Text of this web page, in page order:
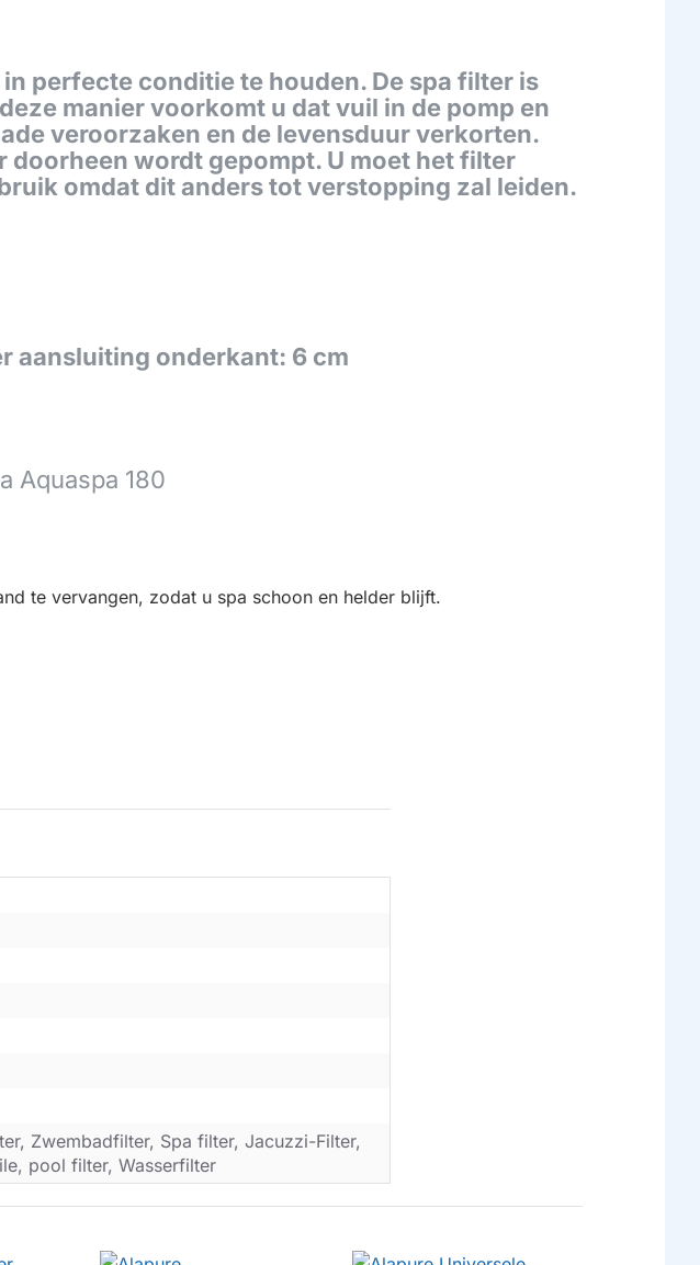
perfecte conditie te houden. De spa filter is
manier voorkomt u dat vuil in de pomp en
veroorzaken en de levensduur verkorten.
wordt gepompt. U moet het filter
omdat dit anders tot verstopping zal leiden.
aansluiting onderkant: 6 cm
Aquaspa 180
te vervangen, zodat u spa schoon en helder blijft.
Zwembadfilter, Spa filter, Jacuzzi-Filter,
pool filter, Wasserfilter